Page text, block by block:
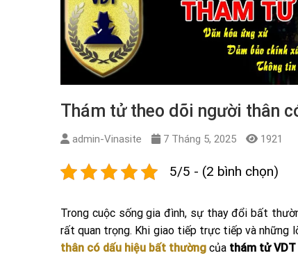
Thám tử theo dõi người thân
admin-Vinasite 7 Tháng 5, 2025 1921
5/5 - (2 bình chọn)
Trong cuộc sống gia đình, sự thay đổi bất
rất quan trọng. Khi giao tiếp trực tiếp và những
thân có dấu hiệu bất thường của thám tử VDT